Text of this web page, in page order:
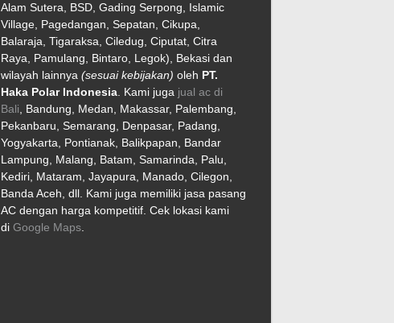
Alam Sutera, BSD, Gading Serpong, Islamic
Village, Pagedangan, Sepatan, Cikupa,
Balaraja, Tigaraksa, Ciledug, Ciputat, Citra
Raya, Pamulang, Bintaro, Legok), Bekasi dan
wilayah lainnya (sesuai kebijakan) oleh PT.
Haka Polar Indonesia . Kami juga jual ac di
Bali , Bandung, Medan, Makassar, Palembang,
Pekanbaru, Semarang, Denpasar, Padang,
Yogyakarta, Pontianak, Balikpapan, Bandar
Lampung, Malang, Batam, Samarinda, Palu,
Kediri, Mataram, Jayapura, Manado, Cilegon,
Banda Aceh, dll. Kami juga memiliki jasa pasang
AC dengan harga kompetitif. Cek lokasi kami
di Google Maps